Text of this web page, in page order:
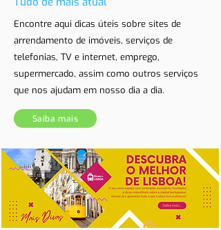
Encontre aqui dicas úteis sobre sites de
arrendamento de imóveis, serviços de
telefonias, TV e internet, emprego,
supermercado, assim como outros serviços
que nos ajudam em nosso dia a dia.
Saiba mais